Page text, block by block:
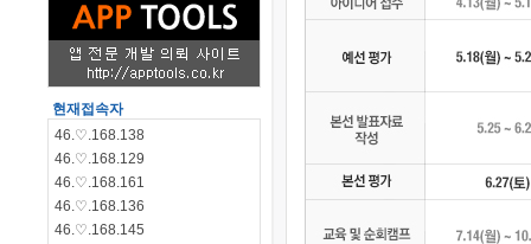
현재접속자
46.♡.168.138
46.♡.168.129
46.♡.168.161
46.♡.168.136
46.♡.168.145